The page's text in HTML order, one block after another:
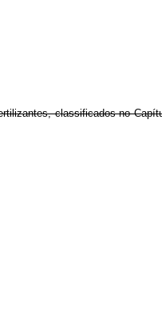
classificados no